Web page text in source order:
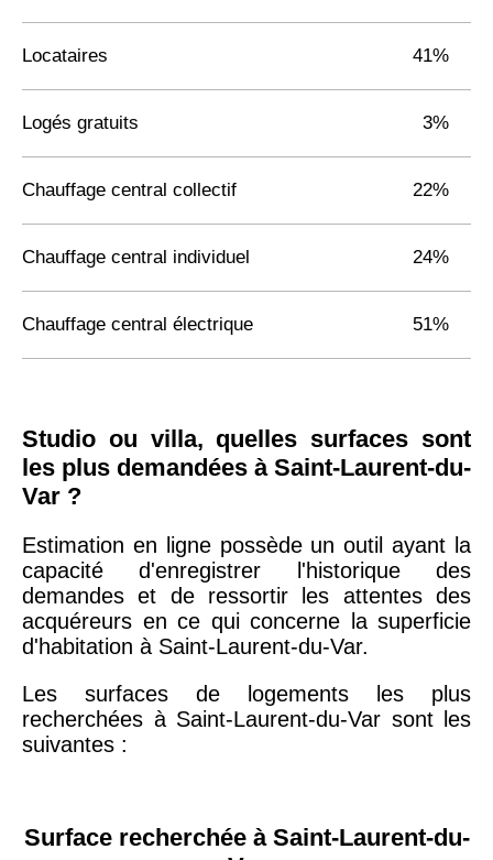
Locataires 41%
Logés gratuits 3%
Chauffage central collectif 22%
Chauffage central individuel 24%
Chauffage central électrique 51%
Studio ou villa, quelles surfaces sont
les plus demandées à Saint-Laurent-du-
Var ?
Estimation en ligne possède un outil ayant la
capacité d'enregistrer l'historique des
demandes et de ressortir les attentes des
acquéreurs en ce qui concerne la superficie
d'habitation à Saint-Laurent-du-Var.
Les surfaces de logements les plus
recherchées à Saint-Laurent-du-Var sont les
suivantes :
Surface recherchée à Saint-Laurent-du-